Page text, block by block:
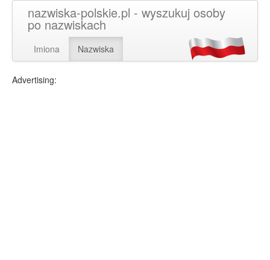
nazwiska-polskie.pl - wyszukuj osoby
po nazwiskach
Imiona Nazwiska
Advertising: